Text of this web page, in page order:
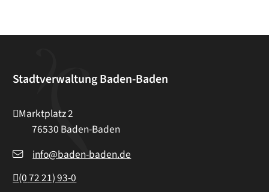
Stadtverwaltung Baden-Baden
Marktplatz 2
76530 Baden-Baden
info@baden-baden.de
(07221) 93-0